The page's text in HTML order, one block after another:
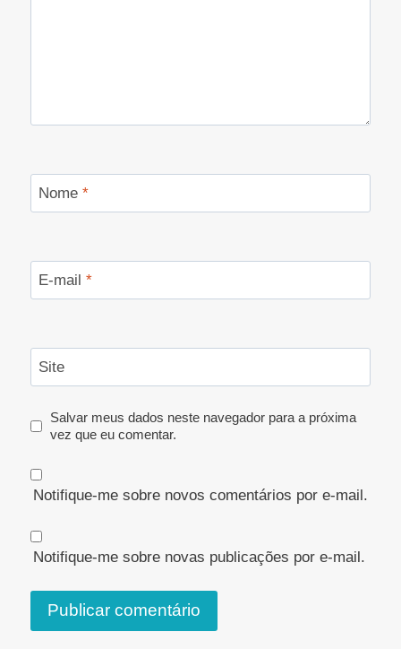
Nome *
E-mail *
Site
Salvar meus dados neste navegador para a próxima
vez que eu comentar.
Notifique-me sobre novos comentários por e-mail.
Notifique-me sobre novas publicações por e-mail.